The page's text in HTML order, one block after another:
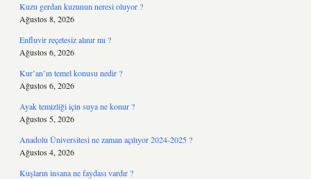
Kuzu gerdan kuzunun neresi oluyor ?
Ağustos 8, 2026
Enfluvir reçetesiz alınır mı ?
Ağustos 6, 2026
Kur’an’ın temel konusu nedir ?
Ağustos 6, 2026
Ayak temizliği için suya ne konur ?
Ağustos 5, 2026
Anadolu Üniversitesi ne zaman açılıyor 2024-2025 ?
Ağustos 4, 2026
Kuşların insana ne faydası vardır ?